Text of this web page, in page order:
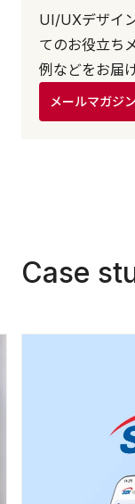
UI/UXデザイ
てのお役立ち
例などをお届
メールマガジン
Case